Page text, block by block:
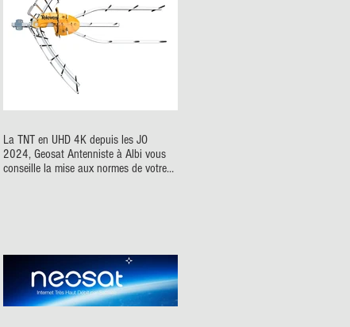
La TNT en UHD 4K depuis les JO
2024, Geosat Antenniste à Albi vous
conseille la mise aux normes de votre